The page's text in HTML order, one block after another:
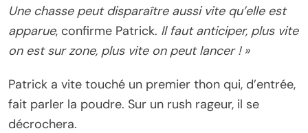
Une chasse peut disparaître aussi vite qu’elle est
apparue, confirme Patrick. Il faut anticiper, plus vite
on est sur zone, plus vite on peut lancer ! »
Patrick a vite touché un premier thon qui, d’entrée,
fait parler la poudre. Sur un rush rageur, il se
décrochera.